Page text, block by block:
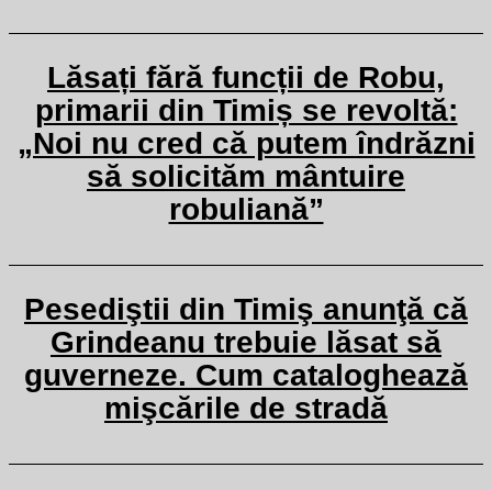
Lăsați fără funcții de Robu,
primarii din Timiș se revoltă:
„Noi nu cred că putem îndrăzni
să solicităm mântuire
robuliană”
Pesediştii din Timiş anunţă că
Grindeanu trebuie lăsat să
guverneze. Cum cataloghează
mişcările de stradă